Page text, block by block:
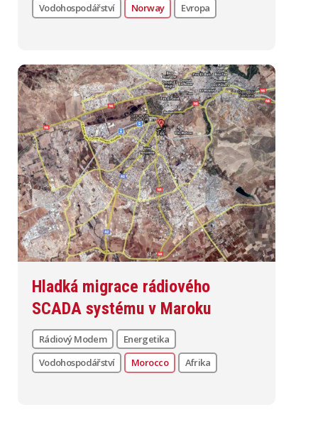
Vodohospodářství
Norway Evropa
Hladká migrace rádiového
SCADA systému v Maroku
Rádiový Modem
Energetika
Vodohospodářství
Morocco Afrika